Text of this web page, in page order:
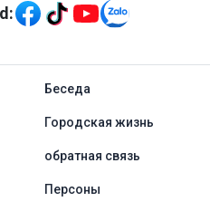
Nga
Беседа
Городская жизнь
обратная связь
Персоны